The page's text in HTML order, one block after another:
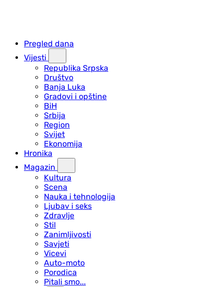
Pregled dana
Vijesti
Republika Srpska
Društvo
Banja Luka
Gradovi i opštine
BiH
Srbija
Region
Svijet
Ekonomija
Hronika
Magazin
Kultura
Scena
Nauka i tehnologija
Ljubav i seks
Zdravlje
Stil
Zanimljivosti
Savjeti
Vicevi
Auto-moto
Porodica
Pitali smo...